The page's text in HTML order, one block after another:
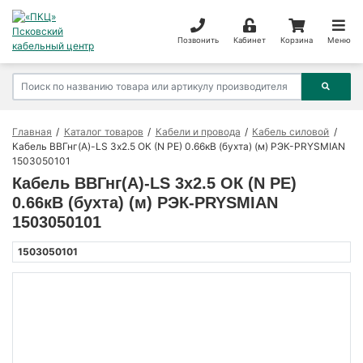
Позвонить Кабинет Корзина Меню
Главная Каталог товаров Кабели и провода
Кабель силовой
Кабель ВВГнг(А)-LS 3х2.5 ОК (N PE) 0.66кВ (бухта) (м) РЭК-PRYSMIAN
1503050101
Кабель ВВГнг(А)-LS 3х2.5 ОК (N PE)
0.66кВ (бухта) (м) РЭК-PRYSMIAN
1503050101
1503050101